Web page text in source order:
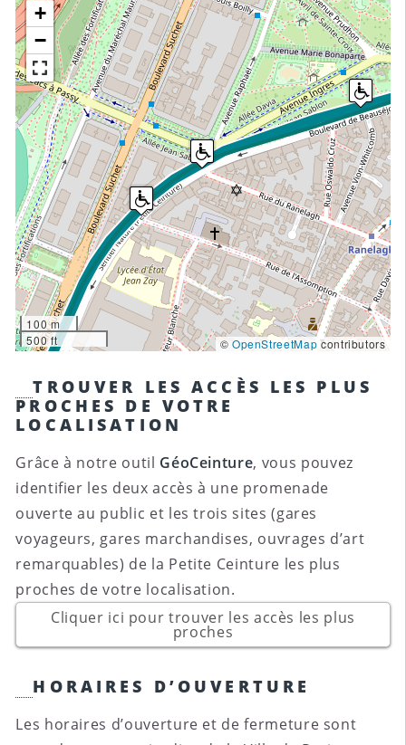
+
−
100 m
500 ft
© OpenStreetMapcontributors
TROUVER LES ACCÈS LES PLUS
PROCHES DE VOTRE
LOCALISATION
Grâce à notre outil GéoCeinture, vous pouvez
identifier les deux accès à une promenade
ouverte au public et les trois sites (gares
voyageurs, gares marchandises, ouvrages d’art
remarquables) de la Petite Ceinture les plus
proches de votre localisation.
Cliquer ici pour trouver les accès les plus
proches
HORAIRES D’OUVERTURE
Les horaires d’ouverture et de fermeture sont